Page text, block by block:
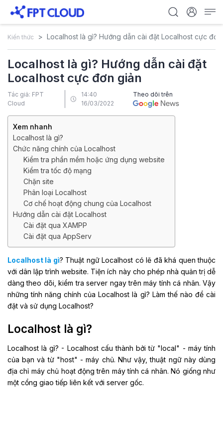
Kiến thức Localhost là gì? Hướng dẫn cài đặt Localhost cực
Localhost là gì? Hướng dẫn cài đặt
Localhost cực đơn giản
Tác giả: FPT
Cloud
14:40
16/03/2022
Theo dõi trên
Xem nhanh
Localhost là gì?
Chức năng chính của Localhost
Kiểm tra phần mềm hoặc ứng dụng website
Kiểm tra tốc độ mạng
Chặn site
Phân loại Localhost
Cơ chế hoạt động chung của Localhost
Hướng dẫn cài đặt Localhost
Cài đặt qua XAMPP
Cài đặt qua AppServ
Localhost là gì? Thuật ngữ Localhost có lẽ đã khá quen thuộc
với dân lập trình website. Tiện ích này cho phép nhà quản trị dễ
dàng theo dõi, kiểm tra server ngay trên máy tính cá nhân. Vậy
những tính năng chính của Localhost là gì? Làm thế nào để cài
đặt và sử dụng Localhost?
Localhost là gì?
Localhost là gì? - Localhost cấu thành bởi từ "local" - máy tính
của bạn và từ "host" - máy chủ. Như vậy, thuật ngữ này dùng
địa chỉ máy chủ hoạt động trên máy tính cá nhân. Nó giống như
một cổng giao tiếp liên kết với server gốc.